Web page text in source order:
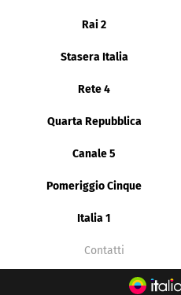
Rai 2
Stasera Italia
Rete 4
Quarta Repubblica
Canale 5
Pomeriggio Cinque
Italia 1
Contatti